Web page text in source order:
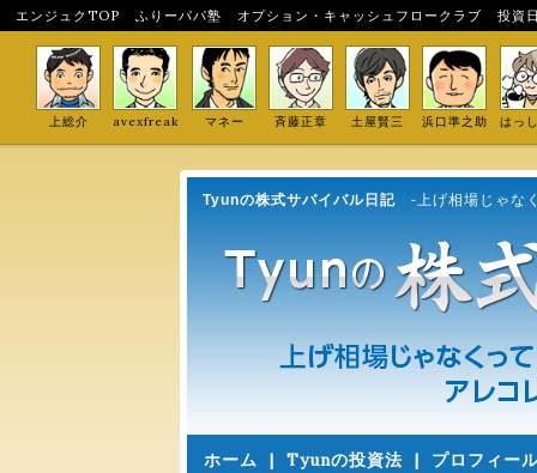
エンジュクTOP ふりーパパ塾 オプション・キャッシュフロークラブ 投資
上総介 avexfreak マネー 斉藤正章 土屋賢三 浜口準之助 はっ
Tyunの株式サバイバル日記 -上げ相場じゃな
ホーム | Tyunの投資法 | プロフィー